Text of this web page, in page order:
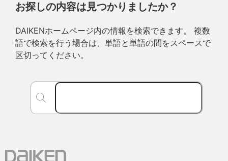
お探しの内容は見つかりましたか？
DAIKENホームページ内の情報を検索できます。 複数
語で検索を行う場合は、単語と単語の間をスペースで
区切ってください。